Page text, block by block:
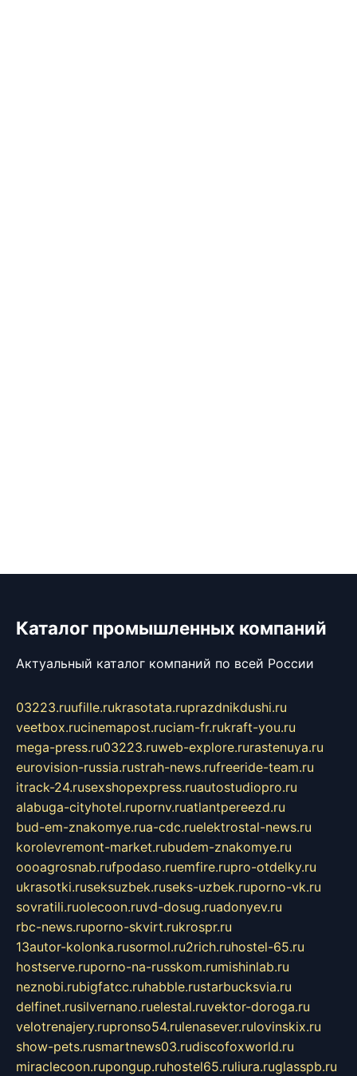
Каталог промышленных компаний
Актуальный каталог компаний по всей России
03223.ruufille.rukrasotata.ruprazdnikdushi.ru
veetbox.rucinemapost.ruciam-fr.rukraft-you.ru
mega-press.ru03223.ruweb-explore.rurastenuya.ru
eurovision-russia.rustrah-news.rufreeride-team.ru
itrack-24.rusexshopexpress.ruautostudiopro.ru
alabuga-cityhotel.rupornv.ruatlantpereezd.ru
bud-em-znakomye.rua-cdc.ruelektrostal-news.ru
korolevremont-market.rubudem-znakomye.ru
oooagrosnab.rufpodaso.ruemfire.rupro-otdelky.ru
ukrasotki.ruseksuzbek.ruseks-uzbek.ruporno-vk.ru
sovratili.ruolecoon.ruvd-dosug.ruadonyev.ru
rbc-news.ruporno-skvirt.rukrospr.ru
13autor-kolonka.rusormol.ru2rich.ruhostel-65.ru
hostserve.ruporno-na-russkom.rumishinlab.ru
neznobi.rubigfatcc.ruhabble.rustarbucksvia.ru
delfinet.rusilvernano.ruelestal.ruvektor-doroga.ru
velotrenajery.rupronso54.rulenasever.rulovinskix.ru
show-pets.rusmartnews03.rudiscofoxworld.ru
miraclecoon.rupongup.ruhostel65.ruliura.ruglasspb.ru